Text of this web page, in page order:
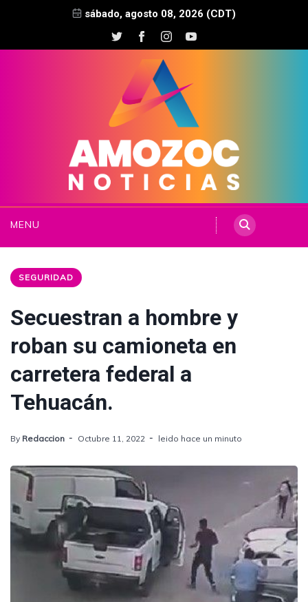
sábado, agosto 08, 2026 (CDT)
MENU
SEGURIDAD
Secuestran a hombre y
roban su camioneta en
carretera federal a
Tehuacán.
By Redaccion Octubre 11, 2022 leido hace un minuto